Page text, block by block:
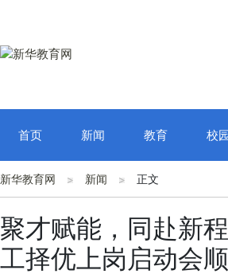
首页 新闻 教育 校
新华教育网 新闻 正文
聚才赋能，同赴新
工择优上岗启动会